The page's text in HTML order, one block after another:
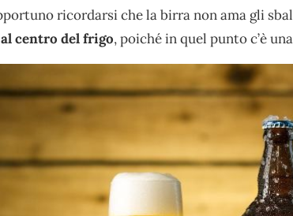
ricordarsi che la birra non ama gli
al centro del frigo, poiché in quel punto c’è